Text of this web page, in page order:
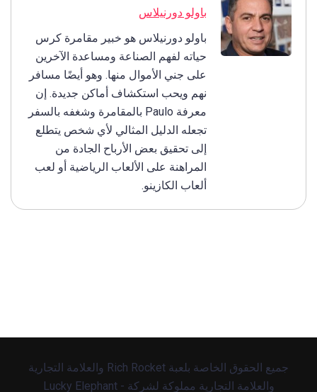
باولو دورنيلاس
باولو دورنيلاس هو خبير مقامرة كرس
حياته لفهم الصناعة ومساعدة الآخرين
على جني الأموال منها. وهو أيضًا مسافر
نهم ويحب استكشاف أماكن جديدة. إن
معرفة Paulo بالمقامرة وشغفه بالسفر
تجعله الدليل المثالي لأي شخص يتطلع
إلى تحقيق بعض الأرباح الجادة من
المراهنة على الألعاب الرياضية أو لعب
ألعاب الكازينو.
جميع الحقوق الخاصة بلعبة Rich Rocket والعلامة التجارية
والعلامة التجارية مملوكة لشركة Lucky Elephant -